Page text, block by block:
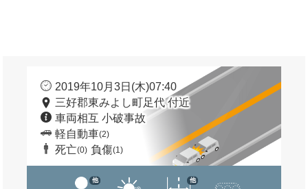
2019年10月3日(木)07:40
三好郡東みよし町足代 付近
車両相互 小破事故
軽自動車(2)
死亡(0) 負傷(1)
他 他